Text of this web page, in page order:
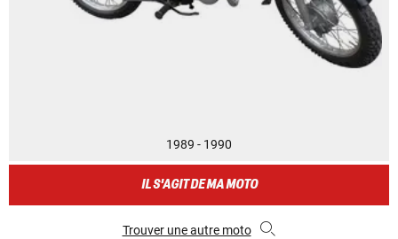
1989 - 1990
IL S'AGIT DE MA MOTO
Trouver une autre moto